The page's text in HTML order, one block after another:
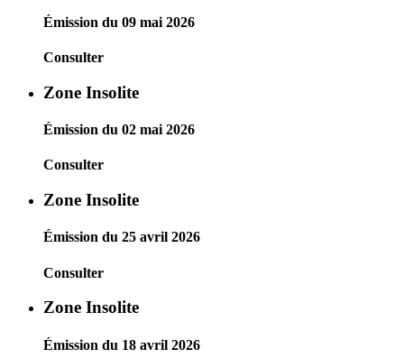
Émission du 09 mai 2026
Consulter
Zone Insolite
Émission du 02 mai 2026
Consulter
Zone Insolite
Émission du 25 avril 2026
Consulter
Zone Insolite
Émission du 18 avril 2026